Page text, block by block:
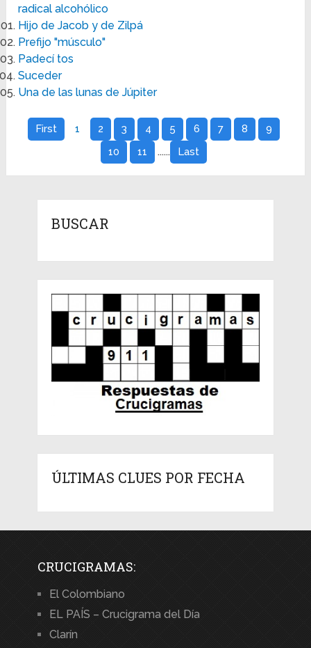
radical alcohólico
Hijo de Jacob y de Zilpá
Prefijo "músculo"
Padecí tos
Suceder
Una de las lunas de Júpiter
First 1 2 3 4 5 6 7 8
9
10
11 ...... Last
BUSCAR
ÚLTIMAS CLUES POR FECHA
CRUCIGRAMAS:
El Colombiano
EL PAÍS – Crucigrama del Día
Clarín